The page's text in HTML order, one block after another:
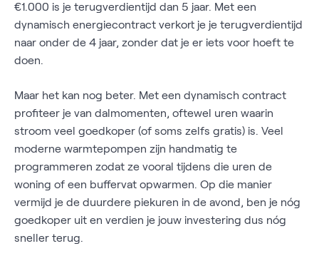
€1.000 is je terugverdientijd dan 5 jaar. Met een
dynamisch energiecontract verkort je je terugverdientijd
naar onder de 4 jaar, zonder dat je er iets voor hoeft te
doen.
Maar het kan nog beter. Met een dynamisch contract
profiteer je van dalmomenten, oftewel uren waarin
stroom veel goedkoper (of soms zelfs gratis) is. Veel
moderne warmtepompen zijn handmatig te
programmeren zodat ze vooral tijdens die uren de
woning of een buffervat opwarmen. Op die manier
vermijd je de duurdere piekuren in de avond, ben je nóg
goedkoper uit en verdien je jouw investering dus nóg
sneller terug.